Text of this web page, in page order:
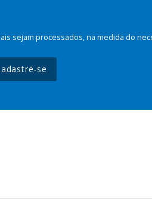
sejam processados, na medida do
se